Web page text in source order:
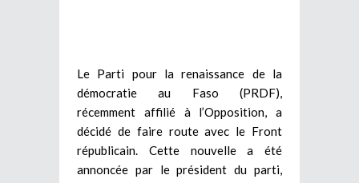
Le Parti pour la renaissance de la
démocratie au Faso (PRDF),
récemment affilié à l’Opposition, a
décidé de faire route avec le Front
républicain. Cette nouvelle a été
annoncée par le président du parti,